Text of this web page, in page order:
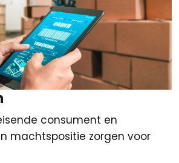
consument en
machtspositie zorgen voor